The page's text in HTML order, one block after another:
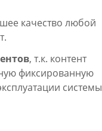
качество любой
, т.к. контент
фиксированную
системы